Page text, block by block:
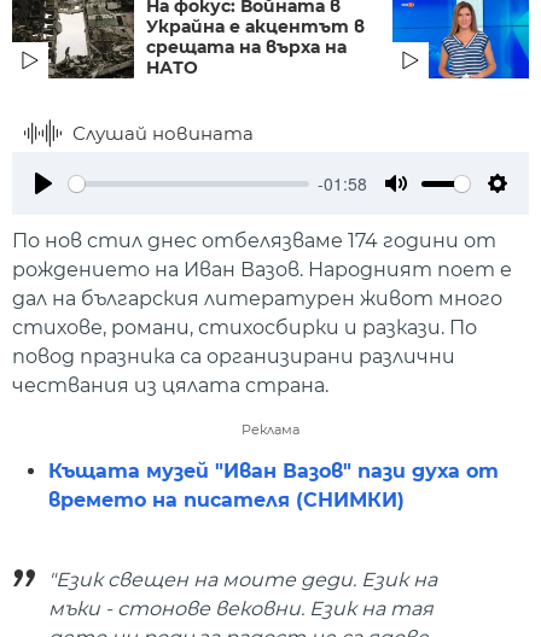
На фокус: Войната в
Украйна е акцентът в
срещата на върха на
НАТО
Слушай новината
-01:58
По нов стил днес отбелязваме 174 години от
рождението на Иван Вазов. Народният поет е
дал на българския литературен живот много
стихове, романи, стихосбирки и разкази. По
повод празника са организирани различни
чествания из цялата страна.
Реклама
Къщата музей "Иван Вазов" пази духа от
времето на писателя (СНИМКИ)
"Език свещен на моите деди. Език на
мъки - стонове вековни. Език на тая